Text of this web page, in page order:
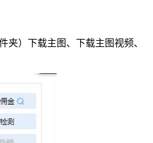
）下载主图、下载主图视频、